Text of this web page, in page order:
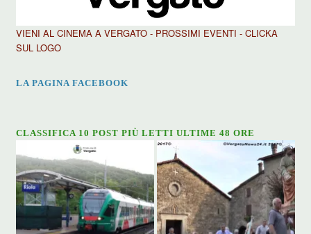
VIENI AL CINEMA A VERGATO - PROSSIMI EVENTI - CLICKA
SUL LOGO
LA PAGINA FACEBOOK
CLASSIFICA 10 POST PIÙ LETTI ULTIME 48 ORE